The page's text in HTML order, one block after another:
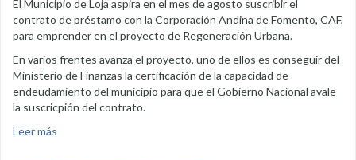
El Municipio de Loja aspira en el mes de agosto suscribir el
contrato de préstamo con la Corporación Andina de Fomento, CAF,
para emprender en el proyecto de Regeneración Urbana.
En varios frentes avanza el proyecto, uno de ellos es conseguir del
Ministerio de Finanzas la certificación de la capacidad de
endeudamiento del municipio para que el Gobierno Nacional avale
la suscricpión del contrato.
Leer más